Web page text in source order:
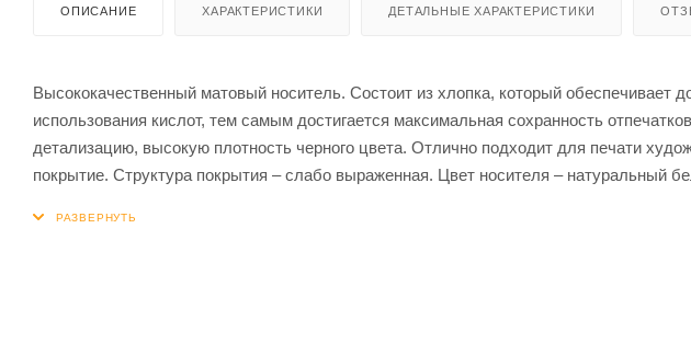
ОПИСАНИЕ ХАРАКТЕРИСТИКИ ДЕТАЛЬНЫЕ ХАРАКТЕРИСТИКИ
Высококачественный матовый носитель. Состоит из хлопка, который обеспечивает
использования кислот, тем самым достигается максимальная сохранность
детализацию, высокую плотность черного цвета. Отлично подходит для печати
покрытие. Структура покрытия – слабо выраженная. Цвет носителя – натуральный